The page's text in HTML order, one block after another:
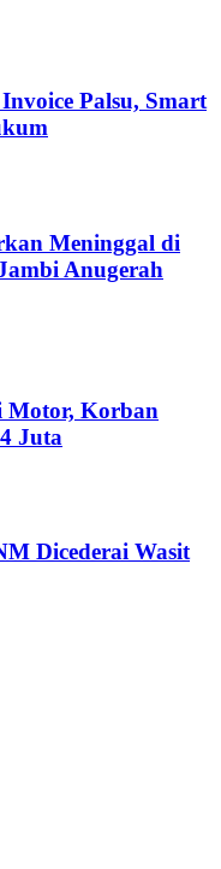
Palsu, Smart
Meninggal di
Anugerah
Motor, Korban
Juta
Dicederai Wasit